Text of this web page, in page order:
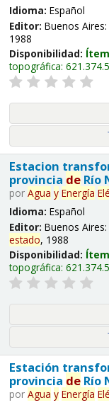
Idioma: Español
Editor: Buenos Aires:
1988
Disponibilidad:
topográfica:
Estacion
provincia deRío
por Agua y Energía
Idioma: Español
Editor: Buenos Aires:
estado, 1988
Disponibilidad:
topográfica:
Estación
provincia deRío
por Agua y Energía